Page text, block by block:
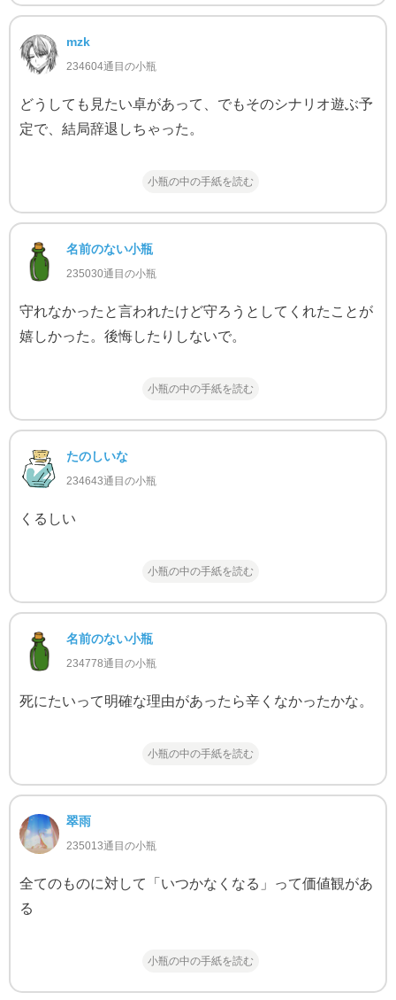
mzk
234604通目の小瓶
どうしても見たい卓があって、でもそのシナリオ遊ぶ予
定で、結局辞退しちゃった。
小瓶の中の手紙を読む
名前のない小瓶
235030通目の小瓶
守れなかったと言われたけど守ろうとしてくれたことが
嬉しかった。後悔したりしないで。
小瓶の中の手紙を読む
たのしいな
234643通目の小瓶
くるしい
小瓶の中の手紙を読む
名前のない小瓶
234778通目の小瓶
死にたいって明確な理由があったら辛くなかったかな。
小瓶の中の手紙を読む
翠雨
235013通目の小瓶
全てのものに対して「いつかなくなる」って価値観があ
る
小瓶の中の手紙を読む